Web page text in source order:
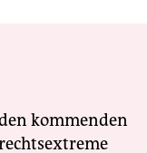
kommenden